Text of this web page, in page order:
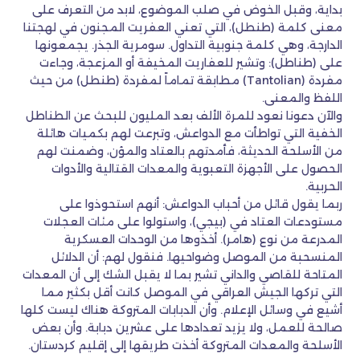
بداية، وقبل الخوض في صلب الموضوع، لابد من التعرف على
معنى كلمة (طنطل)، التي تعني العفريت المجنون في لهجتنا
الدارجة، وهي كلمة جنوبية التداول. سومرية الجذر. يجمعونها
على (طناطل): وتشير للعفاريت المخيفة أو المزعجة، وجاءت
مفردة (Tantolian) مطابقة تماماً لمفردة (طنطل) من حيث
اللفظ والمعنى.
والآن دعونا نعود للمرة الألف بعد المليون للبحث عن الطناطل
الخفية التي تواطأت مع الدواعش، وتبرعت لهم بكميات هائلة
من الأسلحة الحديثة، فأمدتهم بالعتاد والمؤن، وضمنت لهم
الحصول على الأجهزة التعبوية والمعدات القتالية والأدوات
الحربية.
ربما يقول قائل من أحباب الدواعش: أنهم استحوذوا على
مستودعات العتاد في (بيجي)، واستولوا على مئات العجلات
المدرعة من نوع (هامر). أخذوها من الوحدات العسكرية
المنسحبة من الموصل وضواحيها. فنقول لهم: أن الدلائل
المتاحة للقاصي والداني تشير بما لا يقبل الشك إلى أن المعدات
التي تركها الجيش العراقي في الموصل كانت أقل بكثير مما
أشيع في وسائل الإعلام. وأن الدبابات المتروكة هناك ليست كلها
صالحة للعمل، ولا يزيد تعدادها على عشرين دبابة. وأن بعض
الأسلحة والمعدات المتروكة أخذت طريقها إلى إقليم كردستان.